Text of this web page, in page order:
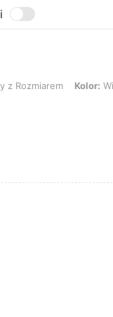
Kolor:
z Rozmiarem Kolor: